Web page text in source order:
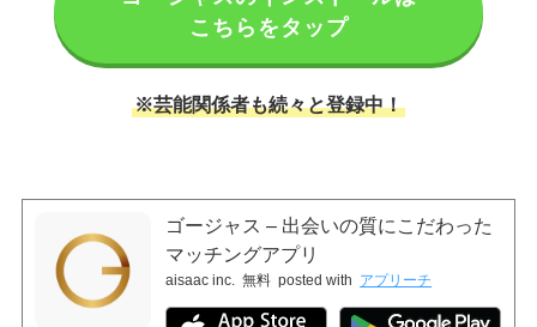
こちらをタップ
※芸能関係者も続々と登録中！
ゴージャス – 出会いの質にこだわった
マッチングアプリ
aisaac inc. 無料 posted with アプリーチ